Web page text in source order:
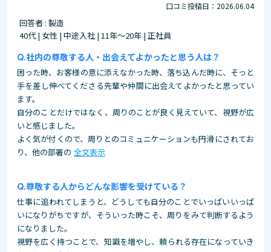
口コミ投稿日：2026.06.04
回答者 : 製造
40代 | 女性 | 中途入社 | 11年～20年 | 正社員
社内の尊敬する人・出会えてよかったと思う人は？
困った時、お客様の意に添えなかった時、落ち込んだ時に、そっと
手を差し伸べてくださる先輩や仲間に出会えてよかったと思ってい
ます。
自分のことだけではなく、周りのことが良く見えていて、視野が広
いと感じました。
よく気が付くので、周りとのコミュニケーションも円滑にされてお
り、他の部署の 全文表示
尊敬する人からどんな影響を受けている？
仕事に追われてしまうと、どうしても自分のことでいっぱいいっぱ
いになりがちですが、そういった時こそ、周りをみて判断するよう
になりました。
視野を広く持つことで、知識を増やし、頼られる存在になっていき